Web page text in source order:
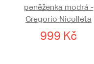
peněženka modrá -
Gregorio Nicolleta
999 Kč